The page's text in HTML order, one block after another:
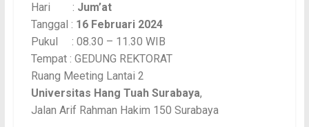
Hari : Jum’at
Tanggal : 16 Februari 2024
Pukul : 08.30 – 11.30 WIB
Tempat : GEDUNG REKTORAT
Ruang Meeting Lantai 2
Universitas Hang Tuah Surabaya,
Jalan Arif Rahman Hakim 150 Surabaya